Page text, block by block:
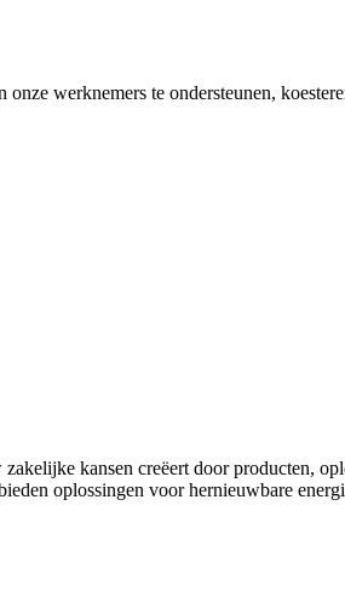
werknemers te ondersteunen,
kansen creëert door producten,
oplossingen voor hernieuwbare